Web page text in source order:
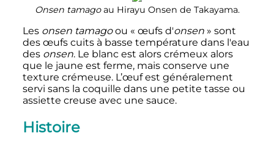
Onsen tamagoau Hirayu Onsen de Takayama.
Les onsen tamagoou « œufs d'onsen » sont
des œufs cuits à basse température dans l'eau
des onsen. Le blanc est alors crémeux alors
que le jaune est ferme, mais conserve une
texture crémeuse. L’œuf est généralement
servi sans la coquille dans une petite tasse ou
assiette creuse avec une sauce.
Histoire